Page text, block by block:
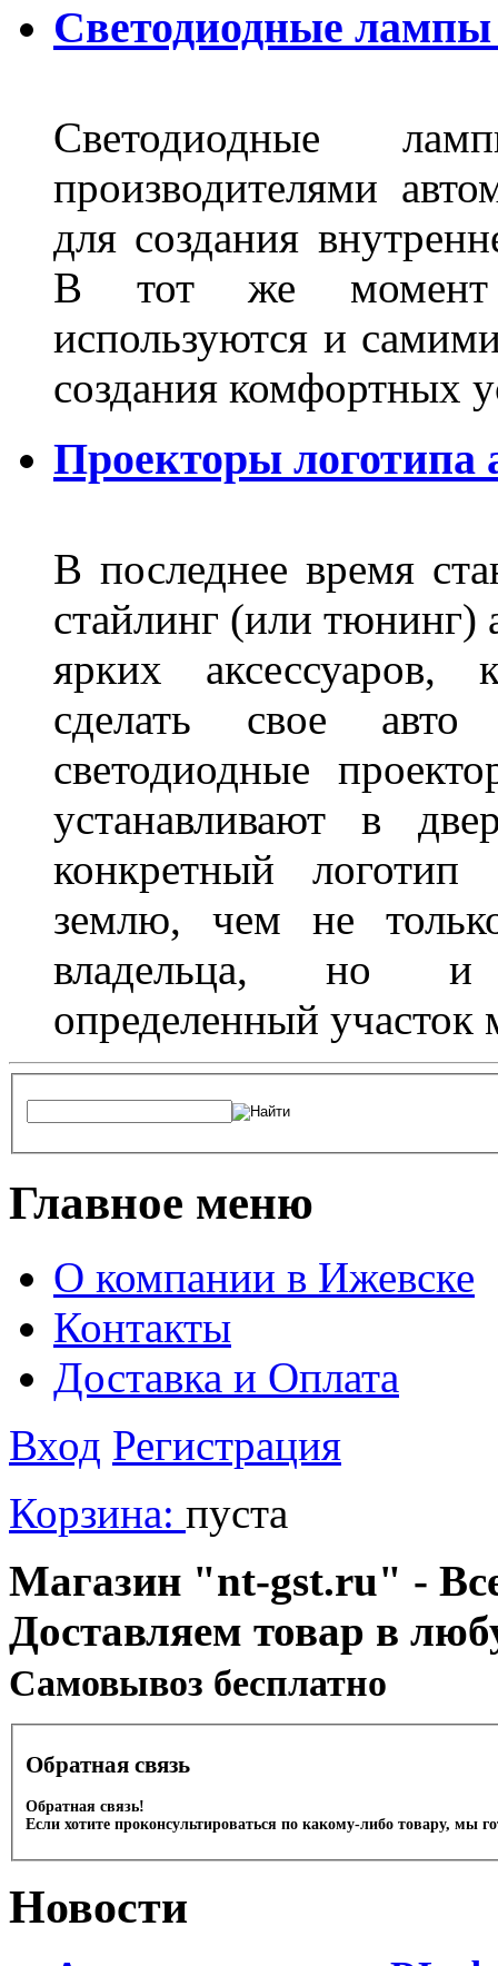
Светодиодные
Светодиодные
производителями
для создания
В тот же момент
используются и
создания комфортных
Проекторы логотипа
В последнее время
стайлинг (или тюнинг)
ярких аксессуаров,
сделать свое
светодиодные
устанавливают в
конкретный логотип
землю, чем не
владельца, но и
определенный участок
Главное меню
О компании в Ижевске
Контакты
Доставка и Оплата
Вход Регистрация
Корзина: пуста
Магазин "nt-gst.ru" -
Доставляем товар в
Cамовывоз бесплатно
Обратная связь
Обратная связь!
Если хотите проконсультироваться по какому-либо товару, мы
Новости